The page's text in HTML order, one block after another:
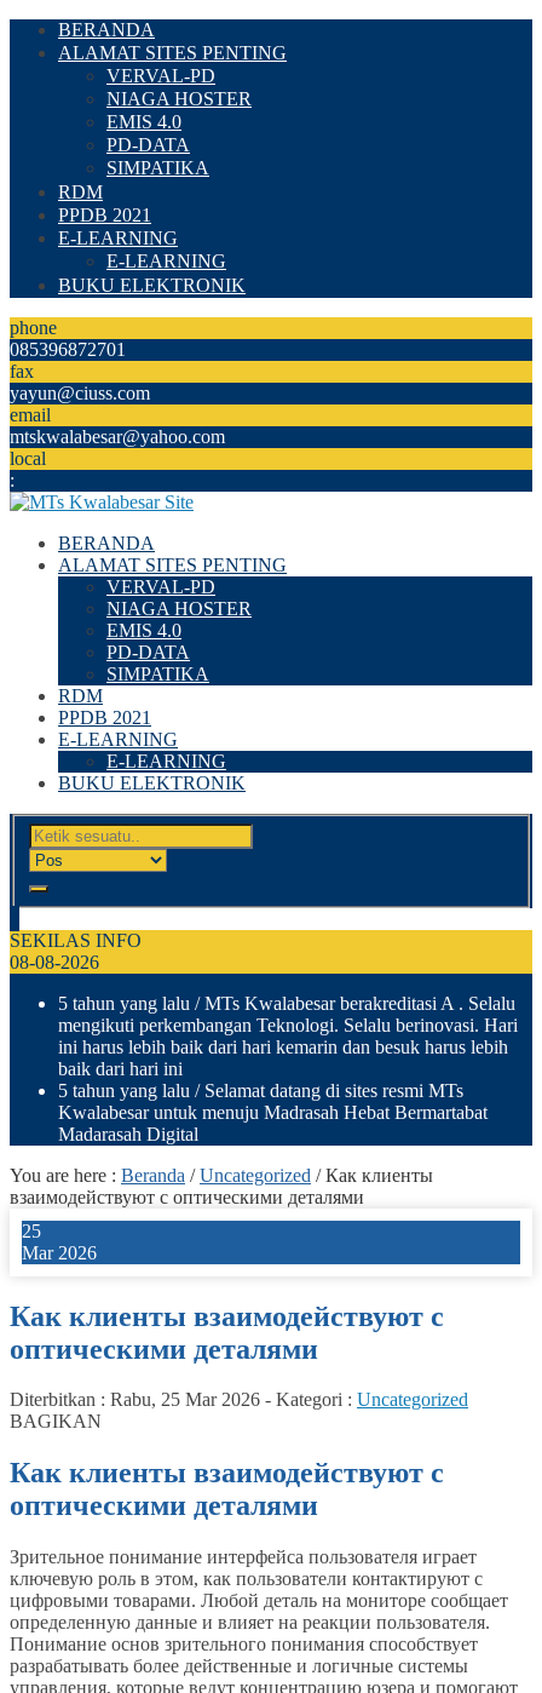
BERANDA
ALAMAT SITES PENTING
VERVAL-PD
NIAGA HOSTER
EMIS 4.0
PD-DATA
SIMPATIKA
RDM
PPDB 2021
E-LEARNING
E-LEARNING
BUKU ELEKTRONIK
phone
085396872701
fax
yayun@ciuss.com
email
mtskwalabesar@yahoo.com
local
:
BERANDA
ALAMAT SITES PENTING
VERVAL-PD
NIAGA HOSTER
EMIS 4.0
PD-DATA
SIMPATIKA
RDM
PPDB 2021
E-LEARNING
E-LEARNING
BUKU ELEKTRONIK
SEKILAS INFO
08-08-2026
5 tahun yang lalu / MTs Kwalabesar berakreditasi A . Selalu
mengikuti perkembangan Teknologi. Selalu berinovasi. Hari
ini harus lebih baik dari hari kemarin dan besuk harus lebih
baik dari hari ini
5 tahun yang lalu / Selamat datang di sites resmi MTs
Kwalabesar untuk menuju Madrasah Hebat Bermartabat
Madarasah Digital
You are here : Beranda /Uncategorized /Как клиенты
взаимодействуют с оптическими деталями
25
Mar 2026
Как клиенты взаимодействуют с
оптическими деталями
Diterbitkan : Rabu, 25 Mar 2026 - Kategori : Uncategorized
BAGIKAN
Как клиенты взаимодействуют с
оптическими деталями
Зрительное понимание интерфейса пользователя играет
ключевую роль в этом, как пользователи контактируют с
цифровыми товарами. Любой деталь на мониторе сообщает
определенную данные и влияет на реакции пользователя.
Понимание основ зрительного понимания способствует
разрабатывать более действенные и логичные системы
управления, которые ведут концентрацию юзера и помогают